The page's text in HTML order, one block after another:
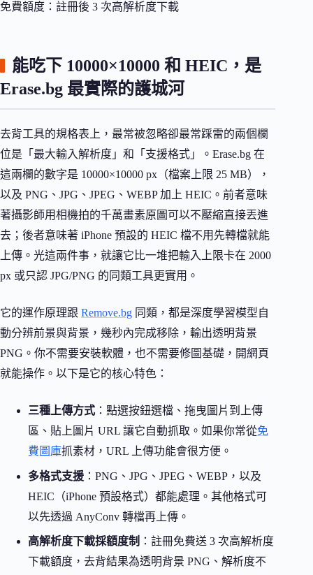
免費額度：註冊後 3 次高解析度下載
能吃下 10000×10000 和 HEIC，是
Erase.bg 最實際的護城河
去背工具的規格表上，最常被忽略卻最常踩雷的兩個欄
位是「最大輸入解析度」和「支援格式」。Erase.bg 在
這兩欄的數字是 10000×10000 px（檔案上限 25 MB），
以及 PNG、JPG、JPEG、WEBP 加上 HEIC。前者意味
著攝影師用相機拍的千萬畫素原圖可以不壓縮直接丟進
去；後者意味著 iPhone 預設的 HEIC 檔不用先轉檔就能
上傳。光這兩件事，就讓它比一堆把輸入上限卡在 2000
px 或只認 JPG/PNG 的同類工具更實用。
它的運作原理跟 Remove.bg 同類，都是深度學習模型自
動分辨前景與背景，幾秒內完成移除，輸出透明背景
PNG。你不需要安裝軟體，也不需要修圖基礎，開網頁
就能操作。以下是它的核心特色：
三種上傳方式 ：點選按鈕選檔、拖曳圖片到上傳
區、貼上圖片 URL 讓它自動抓取。如果你常從免
費圖庫抓素材，URL 上傳功能會很方便。
多格式支援 ：PNG、JPG、JPEG、WEBP，以及
HEIC（iPhone 預設格式）都能處理。其他格式可
以先透過 AnyConv 轉檔再上傳。
高解析度下載採額度制 ：註冊免費送 3 次高解析度
下載額度，去背結果為透明背景 PNG、解析度不